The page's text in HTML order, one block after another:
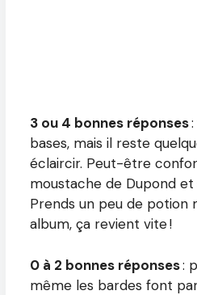
3 ou 4 bonnes réponses
bases, mais il reste
éclaircir. Peut-être
moustache de Dupond et
Prends un peu de potion
album, ça revient vite !
0 à 2 bonnes réponses:
même les bardes font